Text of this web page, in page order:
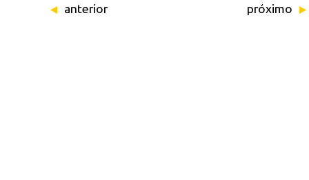
anterior próximo